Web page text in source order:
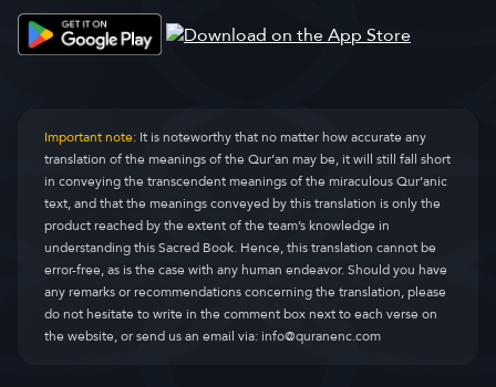
Important note:It is noteworthy that no matter how accurate any
translation of the meanings of the Qur’an may be, it will still fall short
in conveying the transcendent meanings of the miraculous Qur’anic
text, and that the meanings conveyed by this translation is only the
product reached by the extent of the team’s knowledge in
understanding this Sacred Book. Hence, this translation cannot be
error-free, as is the case with any human endeavor. Should you have
any remarks or recommendations concerning the translation, please
do not hesitate to write in the comment box next to each verse on
the website, or send us an email via:info@quranenc.com